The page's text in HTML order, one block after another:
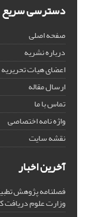
دسترسی سریع
صفحه اصلی
درباره نشریه
اعضای هیات تحریریه
ارسال مقاله
تماس با ما
واژه نامه اختصاصی
نقشه سایت
آخرین اخبار
فصلنامه پژوهش
وزارت علوم دریافت